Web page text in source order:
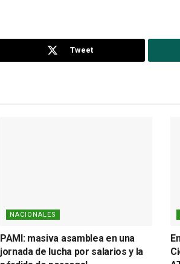
Tweet
NACIONALES
PAMI: masiva asamblea en una
jornada de lucha por salarios y la